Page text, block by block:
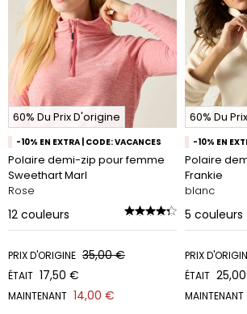
60% Du Prix D'origine
-10% EN EXTRA | CODE: VACANCES
Polaire demi-zip pour femme
Sweethart Marl
Rose
12 couleurs
PRIX D'ORIGINE 35,00 €
ÉTAIT 17,50 €
MAINTENANT 14,00 €
60% Du
-10% EN
Polaire
Frankie
blanc
5 couleurs
PRIX
ÉTAIT
MAINTENANT